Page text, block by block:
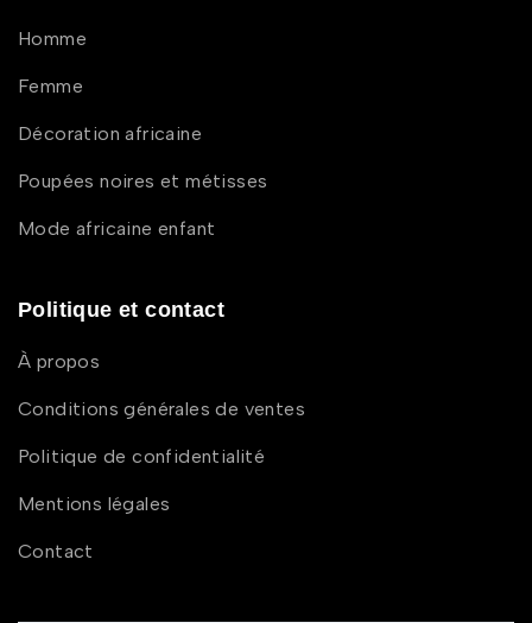
Homme
Femme
Décoration africaine
Poupées noires et métisses
Mode africaine enfant
Politique et contact
À propos
Conditions générales de ventes
Politique de confidentialité
Mentions légales
Contact